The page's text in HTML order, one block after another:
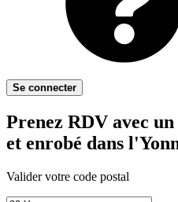
Se connecter
Prenez RDV avec
et enrobé dans
Valider votre code postal